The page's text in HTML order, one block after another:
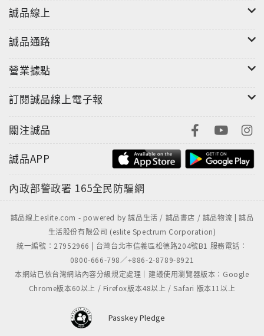
誠品線上
誠品通路
營業據點
訂閱誠品線上電子報
關注誠品
誠品APP
內政部警政署 165全民防騙網
誠品線上eslite.com - powered by 誠品生活 / 誠品書店 / 誠品物流 | 誠品
生活股份有限公司 (eslite Spectrum Corporation)
統一編號：27952966 | 台灣台北市信義區松德路204號B1 服務電話：
0800-666-798／+886-2-8789-8921
本網站已依台灣網站內容分級規定處理｜建議使用瀏覽器版本：Google
Chrome版本60以上 / Firefox版本48以上 / Safari 版本11以上
Passkey Pledge